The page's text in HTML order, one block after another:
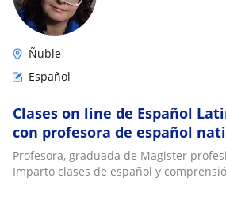
Ñuble
Español
Clases on line de Español
con profesora de español
Profesora, graduada de Magister
Imparto clases de español y